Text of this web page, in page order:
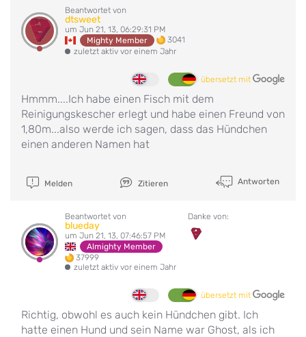
Beantwortet von
dtsweet
um Jun 21, 13, 06:29:31 PM
Mighty Member
3041
zuletzt aktiv vor einem Jahr
übersetzt mit
Hmmm....Ich habe einen Fisch mit dem
Reinigungskescher erlegt und habe einen Freund von
1,80m...also werde ich sagen, dass das Hündchen
einen anderen Namen hat
Melden Zitieren Antworten
Beantwortet von
blueday
um Jun 21, 13, 07:46:57 PM
Almighty Member
37999
zuletzt aktiv vor einem Jahr
Danke von:
übersetzt mit
Richtig, obwohl es auch kein Hündchen gibt. Ich
hatte einen Hund und sein Name war Ghost, als ich